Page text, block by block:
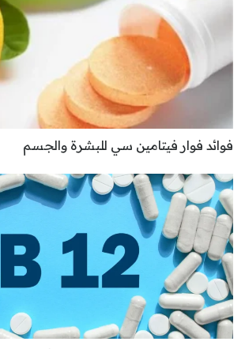
فوائد فوار فيتامين سي للبشرة والجسم